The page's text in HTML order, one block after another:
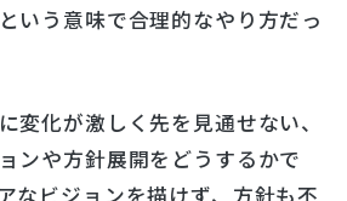
いう意味で合理的なやり方だっ
変化が激しく先を見通せない、
ンや方針展開をどうするかで
なビジョンを描けず、方針も不